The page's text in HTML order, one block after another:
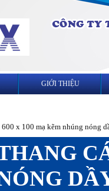
GIỚI THIỆU
600 x 100 mạ kẽm nhúng nóng